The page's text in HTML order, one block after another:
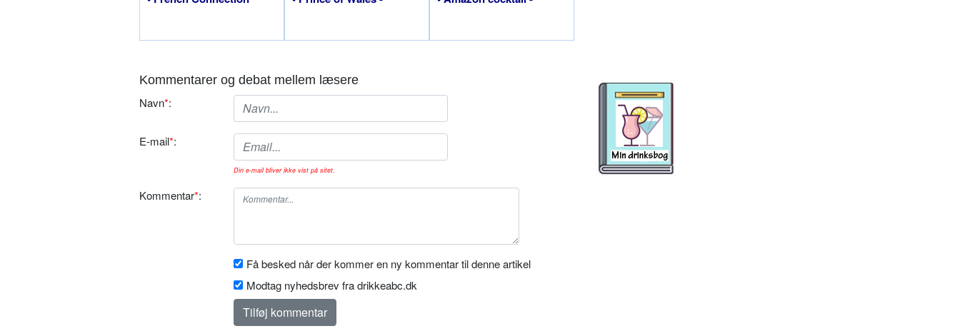
Kommentarer og debat mellem læsere
Navn*:
E-mail*:
Din e-mail bliver ikke vist på sitet.
Kommentar*:
Få besked når der kommer en ny kommentar til denne artikel
Modtag nyhedsbrev fra drikkeabc.dk